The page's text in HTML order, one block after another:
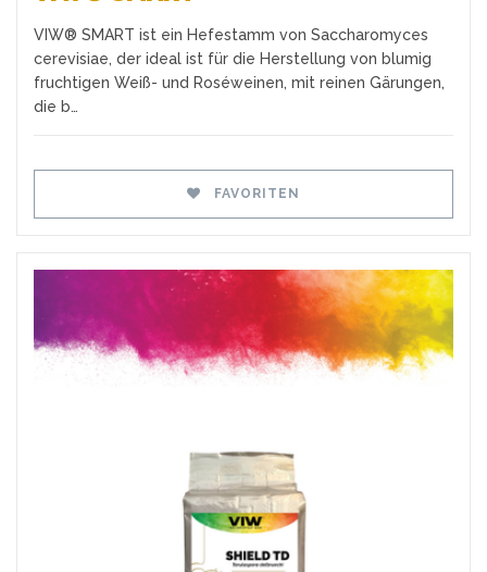
VIW® SMART ist ein Hefestamm von Saccharomyces
cerevisiae, der ideal ist für die Herstellung von blumig
fruchtigen Weiß- und Roséweinen, mit reinen Gärungen,
die b…
FAVORITEN